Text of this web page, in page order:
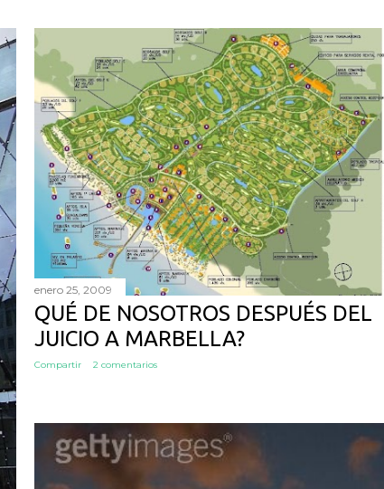
enero 25, 2009
QUÉ DE NOSOTROS DESPUÉS DEL
JUICIO A MARBELLA?
Compartir 2 comentarios